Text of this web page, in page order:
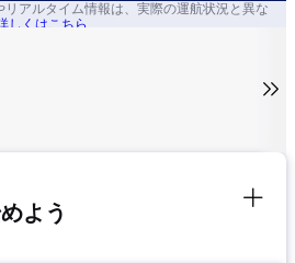
リアルタイム情報は、実際の運航状況と異な
しくはこちら

よう